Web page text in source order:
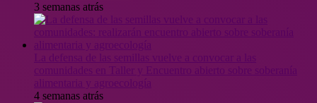
3 semanas atrás
4 semanas atrás